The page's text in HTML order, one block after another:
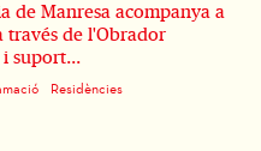
de Manresa acompanya a
través de l'Obrador
suport...
Residències